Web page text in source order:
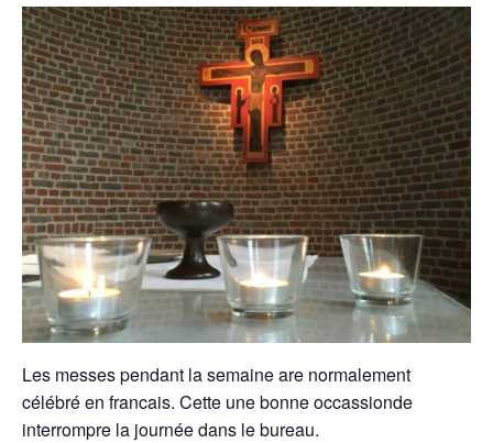
Les messes pendant la semaine are normalement
célébré en francais. Cette une bonne occassionde
interrompre la journée dans le bureau.